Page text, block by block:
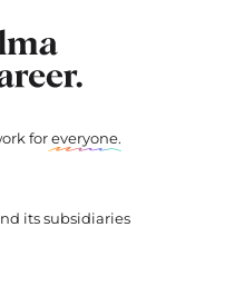
foreveryone.
its subsidiaries